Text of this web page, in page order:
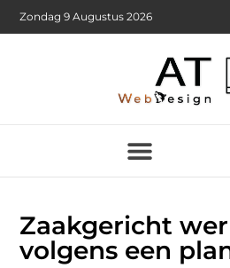
Zondag 9 Augustus 2026
Zaakgericht
volgens een